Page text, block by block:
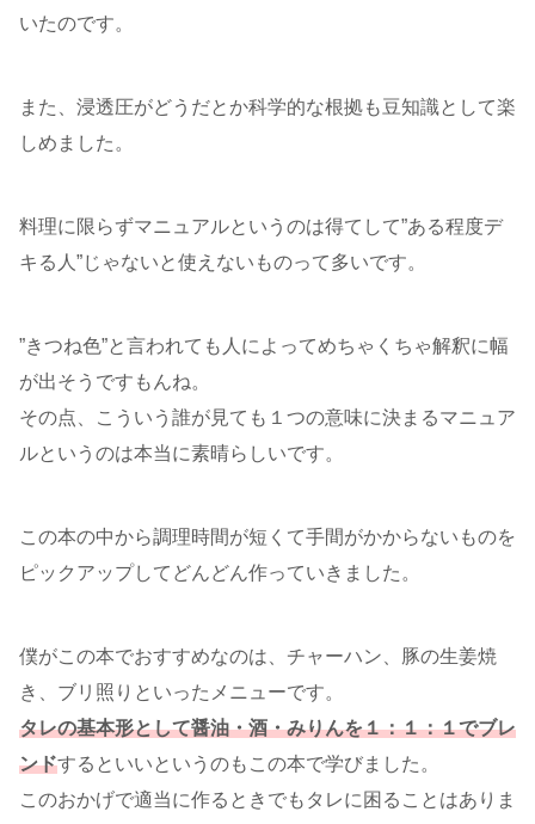
いたのです。
また、浸透圧がどうだとか科学的な根拠も豆知識として楽
しめました。
料理に限らずマニュアルというのは得てして”ある程度デ
キる人”じゃないと使えないものって多いです。
”きつね色”と言われても人によってめちゃくちゃ解釈に幅
が出そうですもんね。
その点、こういう誰が見ても１つの意味に決まるマニュア
ルというのは本当に素晴らしいです。
この本の中から調理時間が短くて手間がかからないものを
ピックアップしてどんどん作っていきました。
僕がこの本でおすすめなのは、チャーハン、豚の生姜焼
き、ブリ照りといったメニューです。
タレの基本形として醤油・酒・みりんを１：１：１でブレ
ンドするといいというのもこの本で学びました。
このおかげで適当に作るときでもタレに困ることはありま